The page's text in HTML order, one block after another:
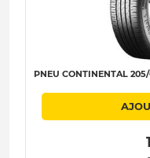
PNEU CONTINENTAL